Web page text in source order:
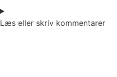
Læs eller skriv kommentarer